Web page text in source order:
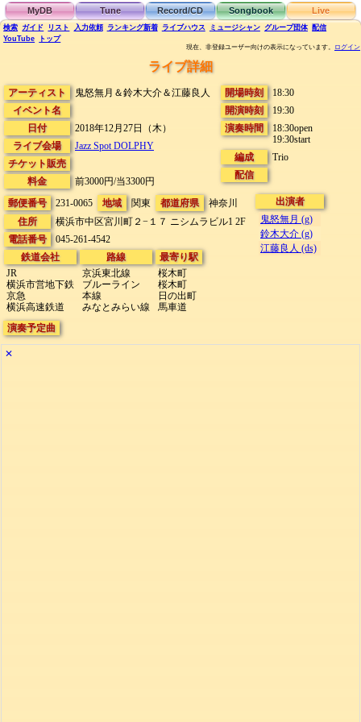
MyDB Tune Record/CD Songbook Live
検索 ガイド リスト 入力依頼 ランキング新着 ライブハウス ミュージシャン グループ団体 配信
YouTube
トップ
現在、非登録ユーザー向けの表示になっています。 ログイン
ライブ詳細
アーティスト
鬼怒無月＆鈴木大介＆江藤良人
イベント名
日付
2018年12月27日（木）
ライブ会場
Jazz Spot DOLPHY
チケット販売
料金
前3000円/当3300円
開場時刻
18:30
開演時刻
19:30
演奏時間
18:30open
19:30start
編成
Trio
配信
郵便番号 231-0065 地域 関東 都道府県
神奈川
住所
横浜市中区宮川町２−１７ ニシムラビル1 2F
電話番号
045-261-4542
鉄道会社
JR
横浜市営地下鉄
京急
横浜高速鉄道
路線
京浜東北線
ブルーライン
本線
みなとみらい線
最寄り駅
桜木町
桜木町
日の出町
馬車道
出演者
鬼怒無月 (g)
鈴木大介 (g)
江藤良人 (ds)
演奏予定曲
✕